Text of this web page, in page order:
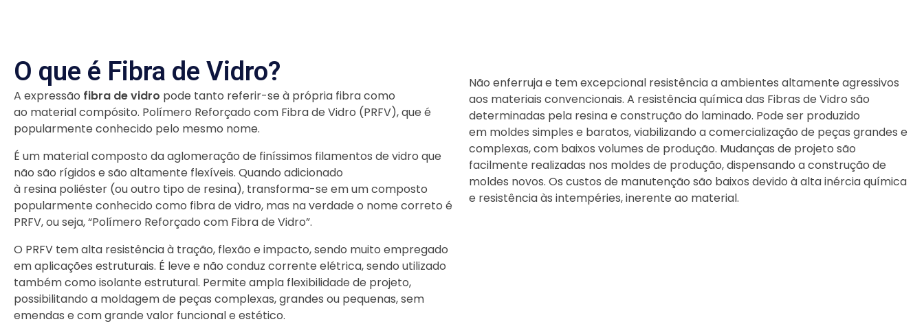
O que é Fibra de Vidro?
A expressão fibra de vidro pode tanto referir-se à própria fibra como
ao material compósito. Polímero Reforçado com Fibra de Vidro (PRFV), que é
popularmente conhecido pelo mesmo nome.
É um material composto da aglomeração de finíssimos filamentos de vidro que
não são rígidos e são altamente flexíveis. Quando adicionado
à resina poliéster (ou outro tipo de resina), transforma-se em um composto
popularmente conhecido como fibra de vidro, mas na verdade o nome correto é
PRFV, ou seja, “Polímero Reforçado com Fibra de Vidro”.
O PRFV tem alta resistência à tração, flexão e impacto, sendo muito empregado
em aplicações estruturais. É leve e não conduz corrente elétrica, sendo utilizado
também como isolante estrutural. Permite ampla flexibilidade de projeto,
possibilitando a moldagem de peças complexas, grandes ou pequenas, sem
emendas e com grande valor funcional e estético.
Não enferruja e tem excepcional resistência a ambientes altamente agressivos
aos materiais convencionais. A resistência química das Fibras de Vidro são
determinadas pela resina e construção do laminado. Pode ser produzido
em moldes simples e baratos, viabilizando a comercialização de peças grandes e
complexas, com baixos volumes de produção. Mudanças de projeto são
facilmente realizadas nos moldes de produção, dispensando a construção de
moldes novos. Os custos de manutenção são baixos devido à alta inércia química
e resistência às intempéries, inerente ao material.